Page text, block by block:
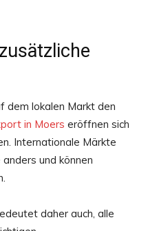
dem lokalen Markt den
in Moers eröffnen sich
Internationale Märkte
und können
daher auch, alle